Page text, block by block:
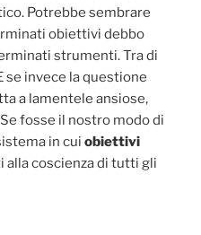
Potrebbe sembrare
obiettivi debbo
strumenti. Tra di
se invece la questione
a lamentele ansiose,
fosse il nostro modo di
in cui obiettivi
alla coscienza di tutti gli